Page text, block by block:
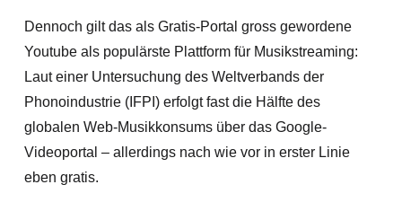
Dennoch gilt das als Gratis-Portal gross gewordene
Youtube als populärste Plattform für Musikstreaming:
Laut einer Untersuchung des Weltverbands der
Phonoindustrie (IFPI) erfolgt fast die Hälfte des
globalen Web-Musikkonsums über das Google-
Videoportal – allerdings nach wie vor in erster Linie
eben gratis.